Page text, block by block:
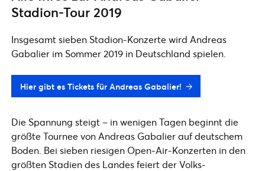
Stadion-Tour 2019
Insgesamt sieben Stadion-Konzerte wird Andreas
Gabalier im Sommer 2019 in Deutschland spielen.
Hier gibt es Tickets für Andreas Gabalier!
Die Spannung steigt – in wenigen Tagen beginnt die
größte Tournee von Andreas Gabalier auf deutschem
Boden. Bei sieben riesigen Open-Air-Konzerten in den
größten Stadien des Landes feiert der Volks-